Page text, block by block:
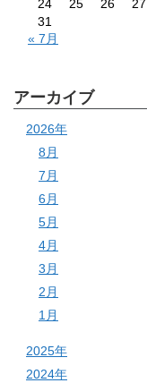
24
25 26 27
31
« 7月
アーカイブ
2026年
8月
7月
6月
5月
4月
3月
2月
1月
2025年
2024年